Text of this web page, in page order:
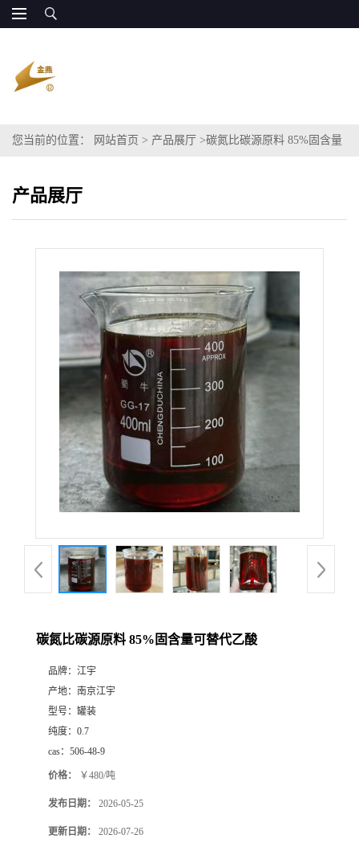
您当前的位置： 网站首页 > 产品展厅 >碳氮比碳源原料 85%固含量
产品展厅
碳氮比碳源原料 85%固含量可替代乙酸
品牌： 江宇
产地： 南京江宇
型号： 罐装
纯度： 0.7
cas： 506-48-9
价格： ￥480/吨
发布日期： 2026-05-25
更新日期： 2026-07-26